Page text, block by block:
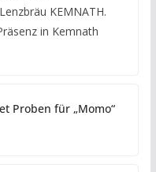
KEMNATH.
in Kemnath
Proben für „Momo“